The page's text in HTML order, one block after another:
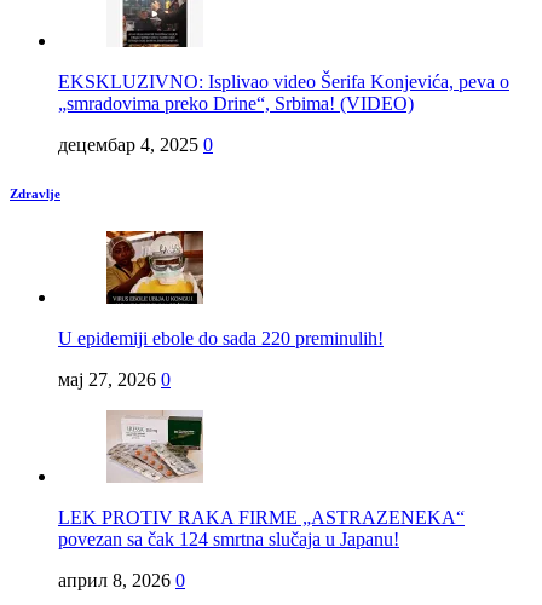
EKSKLUZIVNO: Isplivao video Šerifa Konjevića, peva o
„smradovima preko Drine“, Srbima! (VIDEO)
децембар 4, 2025 0
Zdravlje
U epidemiji ebole do sada 220 preminulih!
мај 27, 2026 0
LEK PROTIV RAKA FIRME „ASTRAZENEKA“
povezan sa čak 124 smrtna slučaja u Japanu!
април 8, 2026 0